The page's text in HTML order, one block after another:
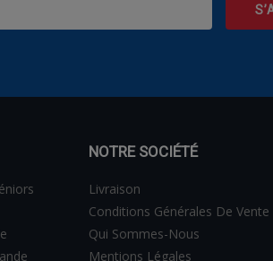
NOTRE SOCIÉTÉ
Livraison
Conditions Générales De Vente
Qui Sommes-Nous
Mentions Légales